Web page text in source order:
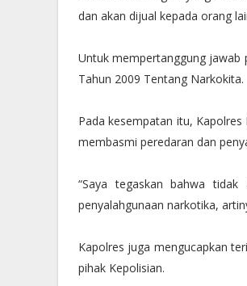
dan akan dijual kepada orang
Untuk mempertanggung jawab
Tahun 2009 Tentang Narkokita.
Pada kesempatan itu,
membasmi peredaran dan
“Saya tegaskan bahwa
penyalahgunaan narkotika,
Kapolres juga mengucapkan
pihak Kepolisian.